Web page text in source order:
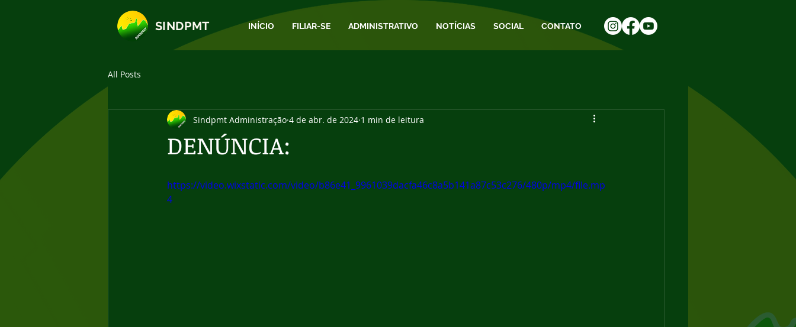
SINDPMT INÍCIO FILIAR-SE ADMINISTRATIVO NOTÍCIAS SOCIAL CONTATO
All Posts
DENÚNCIA:
Sindpmt Administração 4 de abr. de 2024 1 min de leitura
https://video.wixstatic.com/video/b86e41_9961039dacfa46c8a5b141a87c53c276/480p/mp4/file.mp
4